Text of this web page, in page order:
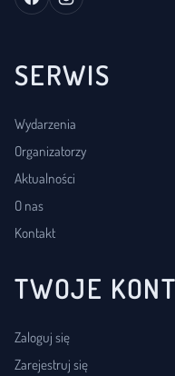
SERWIS
Wydarzenia
Organizatorzy
Aktualności
O nas
Kontakt
TWOJE
Zaloguj się
Zarejestruj się